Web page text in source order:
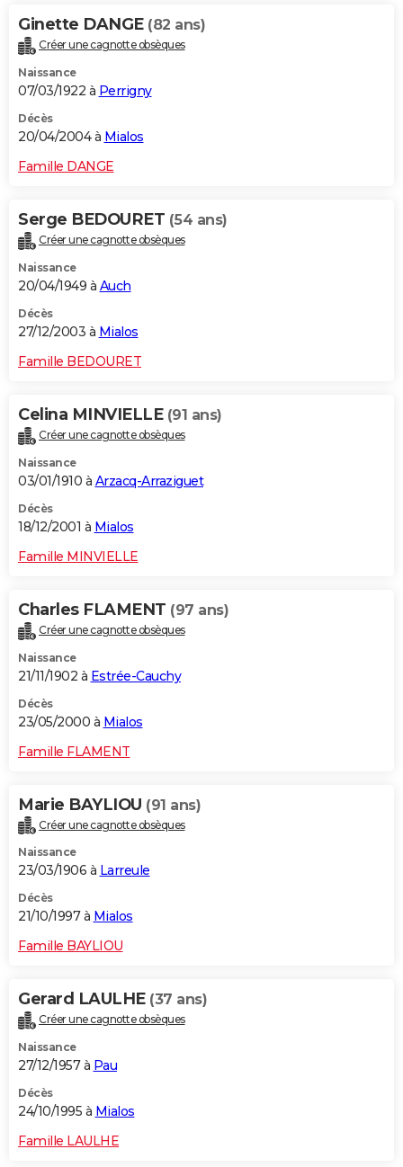
Ginette DANGE (82 ans)
Créer une cagnotte obsèques
Naissance
07/03/1922 à Perrigny
Décès
20/04/2004 à Mialos
Famille DANGE
Serge BEDOURET (54 ans)
Créer une cagnotte obsèques
Naissance
20/04/1949 à Auch
Décès
27/12/2003 à Mialos
Famille BEDOURET
Celina MINVIELLE (91 ans)
Créer une cagnotte obsèques
Naissance
03/01/1910 à Arzacq-Arraziguet
Décès
18/12/2001 à Mialos
Famille MINVIELLE
Charles FLAMENT (97 ans)
Créer une cagnotte obsèques
Naissance
21/11/1902 à Estrée-Cauchy
Décès
23/05/2000 à Mialos
Famille FLAMENT
Marie BAYLIOU (91 ans)
Créer une cagnotte obsèques
Naissance
23/03/1906 à Larreule
Décès
21/10/1997 à Mialos
Famille BAYLIOU
Gerard LAULHE (37 ans)
Créer une cagnotte obsèques
Naissance
27/12/1957 à Pau
Décès
24/10/1995 à Mialos
Famille LAULHE